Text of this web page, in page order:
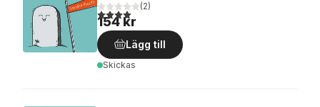
4,0utav 5 stjärnor. Totalt antal röster:
(2)
154 kr
Lägg till
Skickas